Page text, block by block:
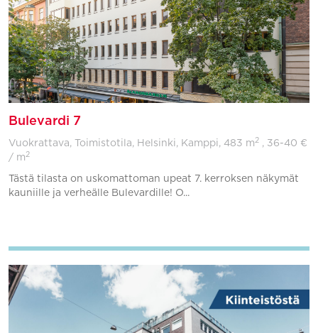
Bulevardi 7
Vuokrattava, Toimistotila, Helsinki, Kamppi, 483 m 2 , 36-40 €
/ m 2
Tästä tilasta on uskomattoman upeat 7. kerroksen näkymät
kauniille ja verheälle Bulevardille! O...